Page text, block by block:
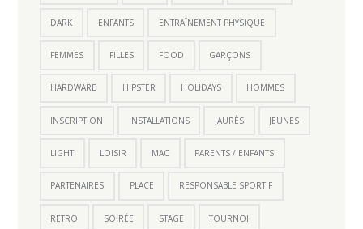
DARK ENFANTS ENTRAÎNEMENT PHYSIQUE
FEMMES FILLES FOOD GARÇONS
HARDWARE HIPSTER HOLIDAYS HOMMES
INSCRIPTION INSTALLATIONS JAURÈS JEUNES
LIGHT LOISIR MAC PARENTS / ENFANTS
PARTENAIRES PLACE RESPONSABLE SPORTIF
RETRO SOIRÉE STAGE TOURNOI